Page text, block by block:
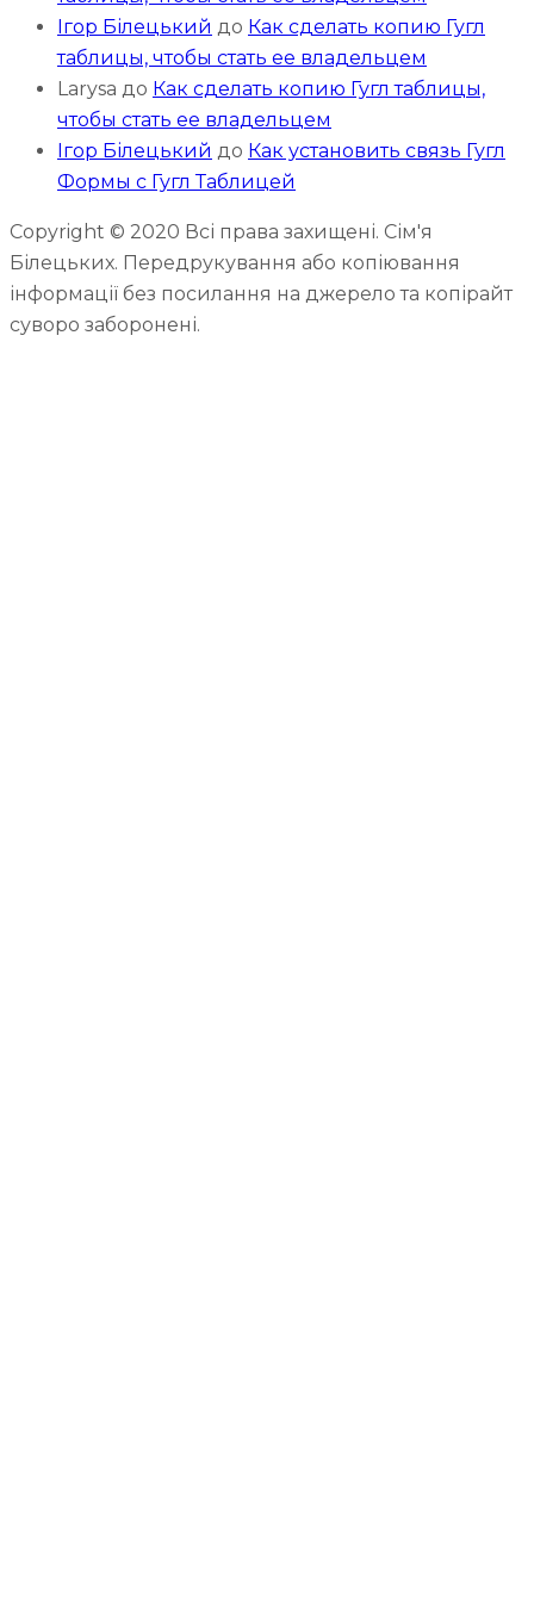
Ігор Білецький до Как сделать копию Гугл
таблицы, чтобы стать ее владельцем
Larysa до Как сделать копию Гугл таблицы,
чтобы стать ее владельцем
Ігор Білецький до Как установить связь Гугл
Формы с Гугл Таблицей
Copyright © 2020 Всі права захищені. Сім'я
Білецьких. Передрукування або копіювання
інформації без посилання на джерело та копірайт
суворо заборонені.